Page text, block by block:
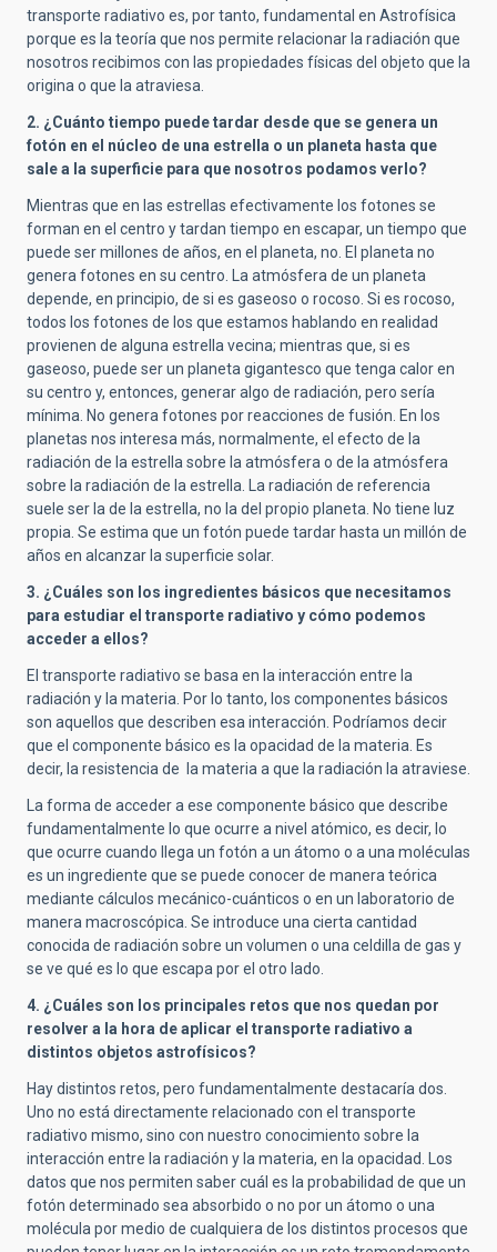
transporte radiativo es, por tanto, fundamental en Astrofísica
porque es la teoría que nos permite relacionar la radiación que
nosotros recibimos con las propiedades físicas del objeto que la
origina o que la atraviesa.
2. ¿Cuánto tiempo puede tardar desde que se genera un
fotón en el núcleo de una estrella o un planeta hasta que
sale a la superficie para que nosotros podamos verlo?
Mientras que en las estrellas efectivamente los fotones se
forman en el centro y tardan tiempo en escapar, un tiempo que
puede ser millones de años, en el planeta, no. El planeta no
genera fotones en su centro. La atmósfera de un planeta
depende, en principio, de si es gaseoso o rocoso. Si es rocoso,
todos los fotones de los que estamos hablando en realidad
provienen de alguna estrella vecina; mientras que, si es
gaseoso, puede ser un planeta gigantesco que tenga calor en
su centro y, entonces, generar algo de radiación, pero sería
mínima. No genera fotones por reacciones de fusión. En los
planetas nos interesa más, normalmente, el efecto de la
radiación de la estrella sobre la atmósfera o de la atmósfera
sobre la radiación de la estrella. La radiación de referencia
suele ser la de la estrella, no la del propio planeta. No tiene luz
propia. Se estima que un fotón puede tardar hasta un millón de
años en alcanzar la superficie solar.
3. ¿Cuáles son los ingredientes básicos que necesitamos
para estudiar el transporte radiativo y cómo podemos
acceder a ellos?
El transporte radiativo se basa en la interacción entre la
radiación y la materia. Por lo tanto, los componentes básicos
son aquellos que describen esa interacción. Podríamos decir
que el componente básico es la opacidad de la materia. Es
decir, la resistencia de la materia a que la radiación la atraviese.
La forma de acceder a ese componente básico que describe
fundamentalmente lo que ocurre a nivel atómico, es decir, lo
que ocurre cuando llega un fotón a un átomo o a una moléculas
es un ingrediente que se puede conocer de manera teórica
mediante cálculos mecánico-cuánticos o en un laboratorio de
manera macroscópica. Se introduce una cierta cantidad
conocida de radiación sobre un volumen o una celdilla de gas y
se ve qué es lo que escapa por el otro lado.
4. ¿Cuáles son los principales retos que nos quedan por
resolver a la hora de aplicar el transporte radiativo a
distintos objetos astrofísicos?
Hay distintos retos, pero fundamentalmente destacaría dos.
Uno no está directamente relacionado con el transporte
radiativo mismo, sino con nuestro conocimiento sobre la
interacción entre la radiación y la materia, en la opacidad. Los
datos que nos permiten saber cuál es la probabilidad de que un
fotón determinado sea absorbido o no por un átomo o una
molécula por medio de cualquiera de los distintos procesos que